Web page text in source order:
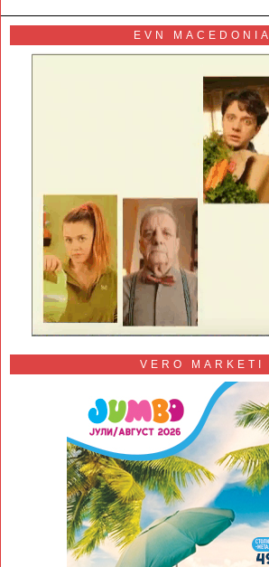
EVN MACEDONIA
VERO MARKETI